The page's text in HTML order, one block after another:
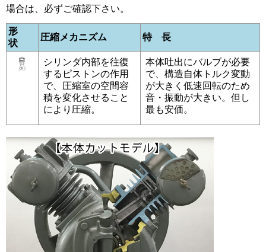
場合は、必ずご確認下さい。
形
状
圧縮メカニズム 特 長
シリンダ内部を往復
するピストンの作用
で、圧縮室の空間容
積を変化させること
により圧縮。
本体吐出にバルブが必要
で、構造自体トルク変動
が大きく低速回転のため
音・振動が大きい。但し
最も安価。